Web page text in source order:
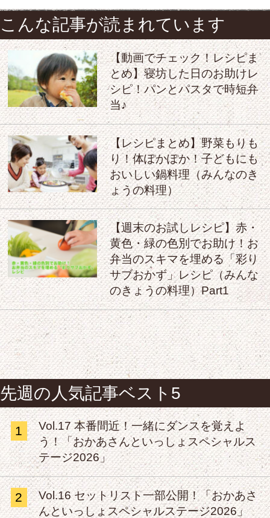
こんな記事が読まれています
【動画でチェック！レシピま
とめ】寝坊した日のお助けレ
シピ！パンとパスタで時短弁
当♪
【レシピまとめ】野菜もりも
り！体ぽかぽか！子どもにも
おいしい鍋料理（みんなのき
ょうの料理）
【週末のお試しレシピ】赤・
黄色・緑の色別でお助け！お
弁当のスキマを埋める「彩り
サブおかず」レシピ（みんな
のきょうの料理）Part1
先週の人気記事ベスト5
1
Vol.17 本番間近！一緒にダンスを覚えよ
う！「おかあさんといっしょスペシャルス
テージ2026」
2
Vol.16 セットリスト一部公開！「おかあさ
んといっしょスペシャルステージ2026」